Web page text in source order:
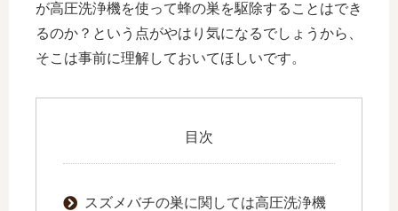
が高圧洗浄機を使って蜂の巣を駆除することはでき
るのか？という点がやはり気になるでしょうから、
そこは事前に理解しておいてほしいです。
目次
スズメバチの巣に関しては高圧洗浄機